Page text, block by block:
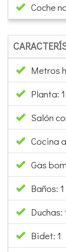
Coche
Metros
Planta: 1
Salón
Cocina
Gas
Baños: 1
Duchas:
Bidet: 1